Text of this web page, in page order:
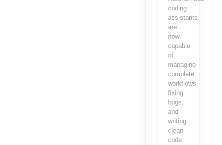
coding
assistants
are
now
capable
of
managing
complete
workflows,
fixing
bugs,
and
writing
clean
code